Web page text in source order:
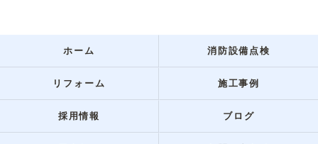
ホーム 消防設備点検
リフォーム 施工事例
採用情報 ブログ